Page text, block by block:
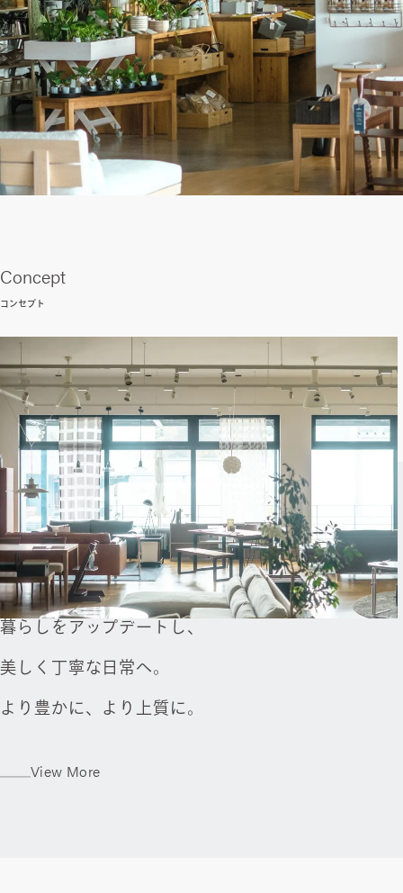
Concept
コンセプト
暮 ら し を ア ッ プデー ト し 、
美 し く 丁寧な 日 常へ。
よ り 豊かに 、 よ り 上 質 に 。
View More